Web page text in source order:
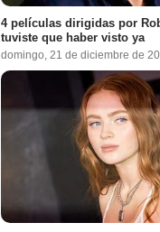
4 películas dirigidas por
tuviste que haber visto ya
domingo, 21 de diciembre de